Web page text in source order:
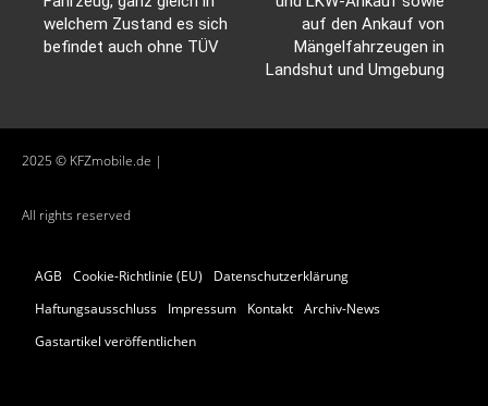
welchem Zustand es sich
befindet auch ohne TÜV
auf den Ankauf von
Mängelfahrzeugen in
Landshut und Umgebung
2025 © KFZmobile.de |
All rights reserved
AGB Cookie-Richtlinie (EU)
Datenschutzerklärung
Haftungsausschluss
Impressum Kontakt Archiv-News
Gastartikel veröffentlichen